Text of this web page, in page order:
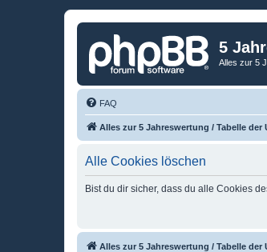
5
Alles zur 5
FAQ
Alles zur 5 Jahreswertung / Tabelle der
Alle Cookies löschen
Bist du dir sicher, dass du alle Cookies
Alles zur 5 Jahreswertung / Tabelle der